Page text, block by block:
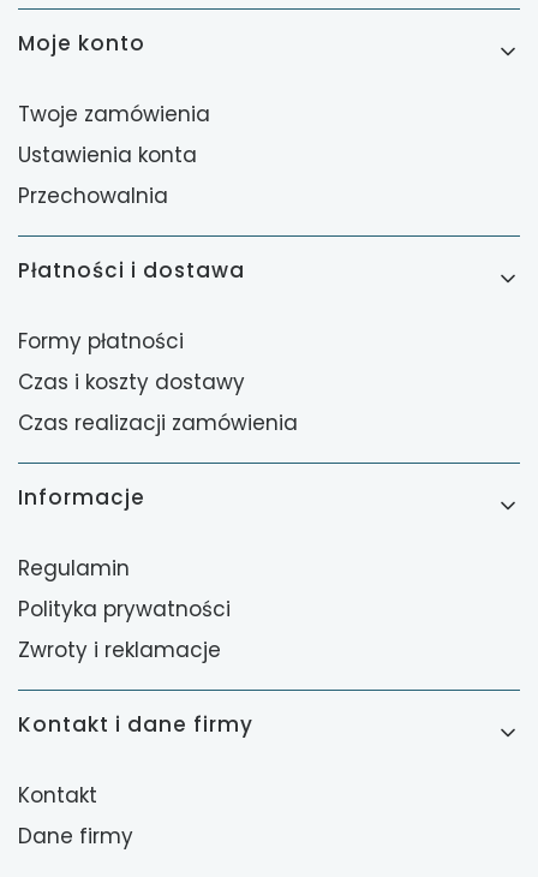
Moje konto
Twoje zamówienia
Ustawienia konta
Przechowalnia
Płatności i dostawa
Formy płatności
Czas i koszty dostawy
Czas realizacji zamówienia
Informacje
Regulamin
Polityka prywatności
Zwroty i reklamacje
Kontakt i dane firmy
Kontakt
Dane firmy